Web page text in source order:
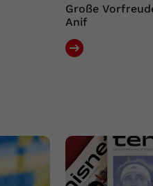
Große
Anif